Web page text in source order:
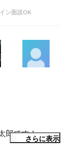
ン面談OK
郎です！
さらに表示